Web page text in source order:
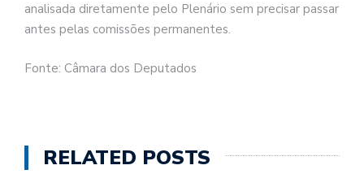
analisada diretamente pelo Plenário sem precisar passar
antes pelas comissões permanentes.
Fonte: Câmara dos Deputados
RELATED POSTS